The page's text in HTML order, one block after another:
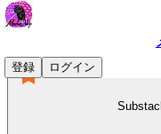
登録
ログイン